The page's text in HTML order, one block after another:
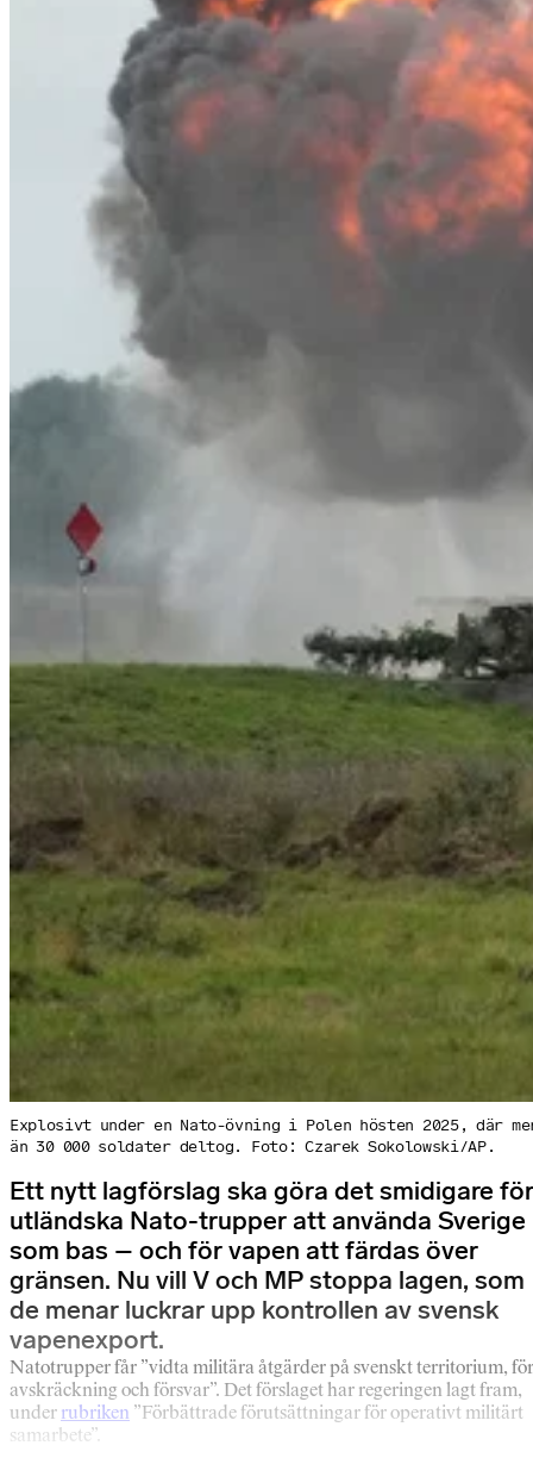
Explosivt under en Nato-övning i Polen hösten 2025, där
än 30 000 soldater deltog. Foto: Czarek Sokolowski/AP.
Ett nytt lagförslag ska göra det smidigare för
utländska Nato-trupper att använda Sverige
som bas – och för vapen att färdas över
gränsen. Nu vill V och MP stoppa lagen, som
de menar luckrar upp kontrollen av svensk
vapenexport.
Natotrupper får ”vidta militära åtgärder på svenskt territorium, för
avskräckning och försvar”. Det förslaget har regeringen lagt fram,
under rubriken ”Förbättrade förutsättningar för operativt militärt
samarbete”.